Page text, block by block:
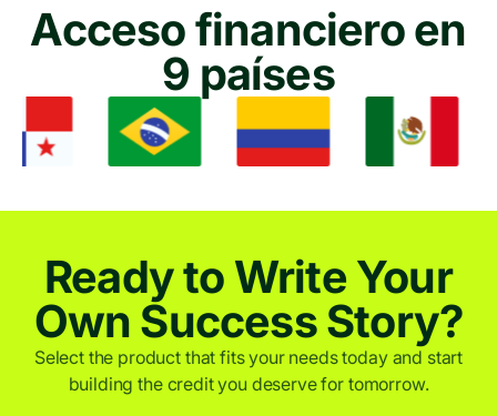
Acceso financiero en
9 países
Ready to Write Your
Own Success Story?
Select the product that fits your needs today and start
building the credit you deserve for tomorrow.